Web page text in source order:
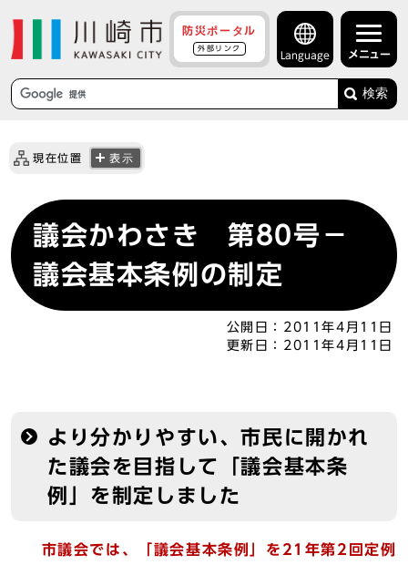
防災ポータル
外部リンク
Language メニュー
検索
現在位置 表示
議会かわさき 第80号－
議会基本条例の制定
公開日： 2011年4月11日
更新日： 2011年4月11日
より分かりやすい、市民に開かれ
た議会を目指して「議会基本条
例」を制定しました
市議会では、「議会基本条例」を21年第2回定例